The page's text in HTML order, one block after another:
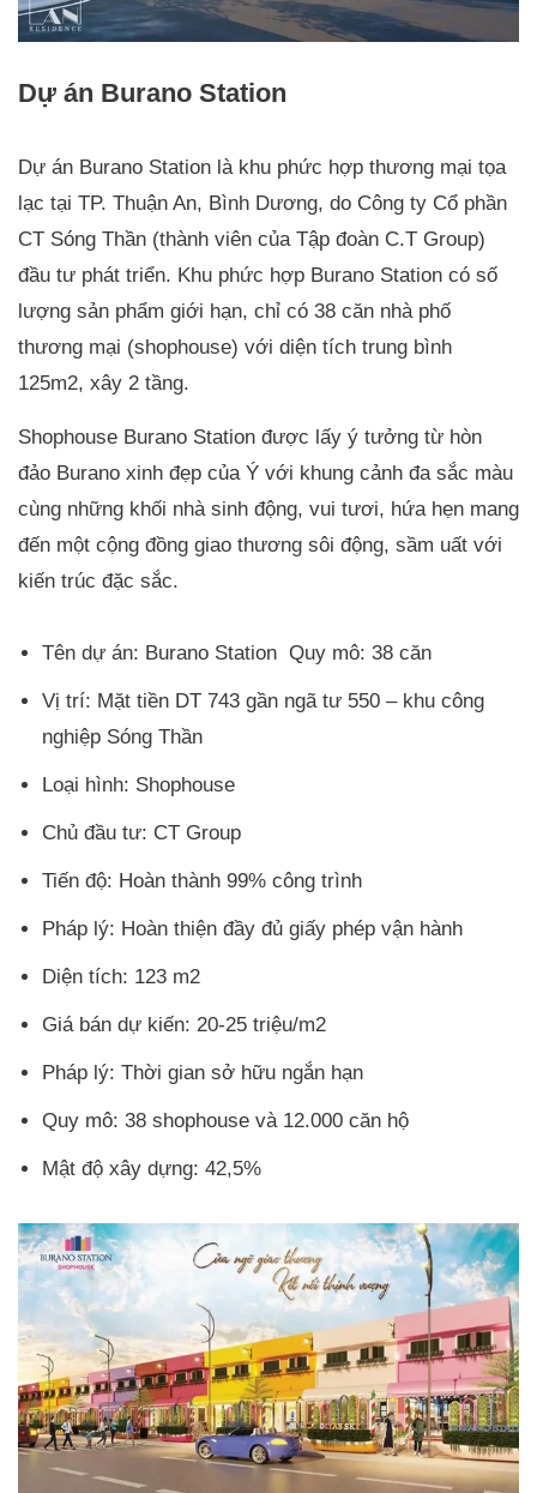
Dự án Burano Station
Dự án Burano Station là khu phức hợp thương mại tọa
lạc tại TP. Thuận An, Bình Dương, do Công ty Cổ phần
CT Sóng Thần (thành viên của Tập đoàn C.T Group)
đầu tư phát triển. Khu phức hợp Burano Station có số
lượng sản phẩm giới hạn, chỉ có 38 căn nhà phố
thương mại (shophouse) với diện tích trung bình
125m2, xây 2 tầng.
Shophouse Burano Station được lấy ý tưởng từ hòn
đảo Burano xinh đẹp của Ý với khung cảnh đa sắc màu
cùng những khối nhà sinh động, vui tươi, hứa hẹn mang
đến một cộng đồng giao thương sôi động, sầm uất với
kiến trúc đặc sắc.
Tên dự án: Burano Station Quy mô: 38 căn
Vị trí: Mặt tiền DT 743 gần ngã tư 550 – khu công
nghiệp Sóng Thần
Loại hình: Shophouse
Chủ đầu tư: CT Group
Tiến độ: Hoàn thành 99% công trình
Pháp lý: Hoàn thiện đầy đủ giấy phép vận hành
Diện tích: 123 m2
Giá bán dự kiến: 20-25 triệu/m2
Pháp lý: Thời gian sở hữu ngắn hạn
Quy mô: 38 shophouse và 12.000 căn hộ
Mật độ xây dựng: 42,5%